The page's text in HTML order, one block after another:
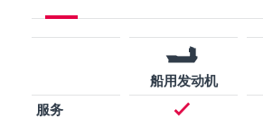
船用发动机
服务